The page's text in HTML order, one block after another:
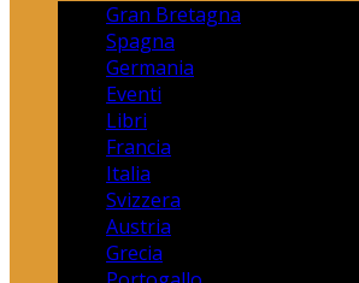
Gran Bretagna
Spagna
Germania
Eventi
Libri
Francia
Italia
Svizzera
Austria
Grecia